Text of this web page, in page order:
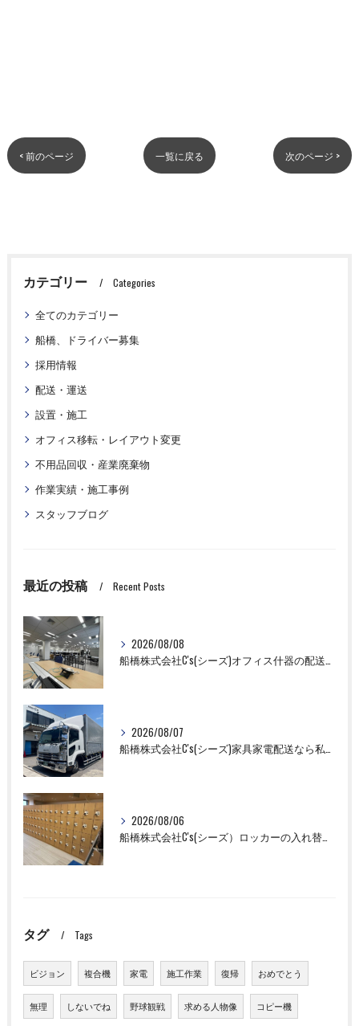
< 前のページ 一覧に戻る 次のページ >
カテゴリー Categories
全てのカテゴリー
船橋、ドライバー募集
採用情報
配送・運送
設置・施工
オフィス移転・レイアウト変更
不用品回収・産業廃棄物
作業実績・施工事例
スタッフブログ
最近の投稿 Recent Posts
2026/08/08
船橋株式会社C's(シーズ)オフィス什器の配送設置作業ならお任せください！
2026/08/07
船橋株式会社C's(シーズ)家具家電配送なら私たちにお任せください！
2026/08/06
船橋株式会社C's(シーズ）ロッカーの入れ替え作業も全国対応お任せ下さい！
タグ Tags
ビジョン 複合機 家電 施工作業 復帰 おめでとう
無理 しないでね 野球観戦 求める人物像 コピー機